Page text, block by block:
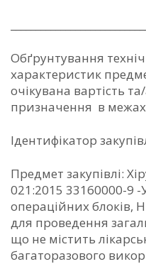
Обґрунтування
характеристик
очікувана вартість
призначення в межах
Ідентифікатор
Предмет закупівлі:
021:2015 33160000-9 -
операційних блоків,
для проведення
що не містить
багаторазового